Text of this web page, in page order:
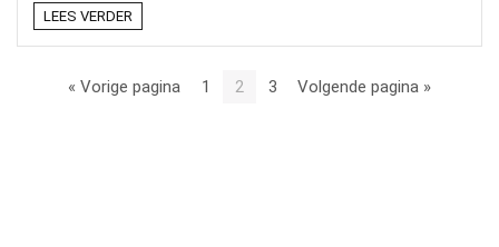
LEES VERDER
« Vorige pagina 1 2 3 Volgende pagina »